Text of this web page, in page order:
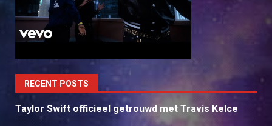
RECENT POSTS
Taylor Swift officieel getrouwd met Travis Kelce